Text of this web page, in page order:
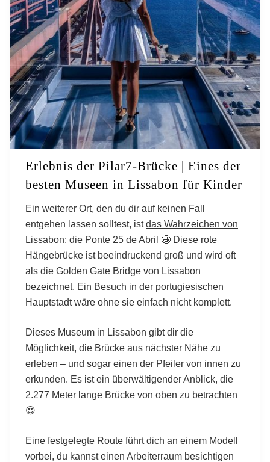
Erlebnis der Pilar7-Brücke | Eines der
besten Museen in Lissabon für Kinder
Ein weiterer Ort, den du dir auf keinen Fall
entgehen lassen solltest, istdas Wahrzeichen von
Lissabon: die Ponte 25 de Abril 🤩 Diese rote
Hängebrücke ist beeindruckend groß und wird oft
als die Golden Gate Bridge von Lissabon
bezeichnet. Ein Besuch in der portugiesischen
Hauptstadt wäre ohne sie einfach nicht komplett.
Dieses Museum in Lissabon gibt dir die
Möglichkeit, die Brücke aus nächster Nähe zu
erleben – und sogar einen der Pfeiler von innen zu
erkunden. Es ist ein überwältigender Anblick, die
2.277 Meter lange Brücke von oben zu betrachten
😍
Eine festgelegte Route führt dich an einem Modell
vorbei, du kannst einen Arbeiterraum besichtigen